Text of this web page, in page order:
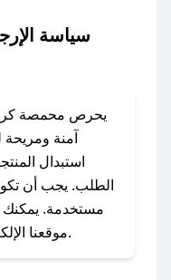
للحصول على
سياسة
يحرص محمصة
آمنة ومريحة
الطلب. يجب أن تكون
مستخدمة. يمكنك
موقعنا الإلكتروني أو من خلال خدمة العملاء.